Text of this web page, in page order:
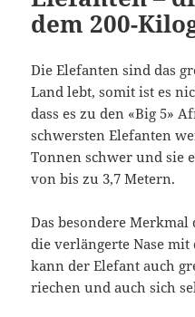
dem 200-
Die Elefanten sind das
Land lebt, somit ist es
dass es zu den «Big 5»
schwersten Elefanten
Tonnen schwer und sie
von bis zu 3,7 Metern.
Das besondere Merkmal
die verlängerte Nase
kann der Elefant auch
riechen und auch sich